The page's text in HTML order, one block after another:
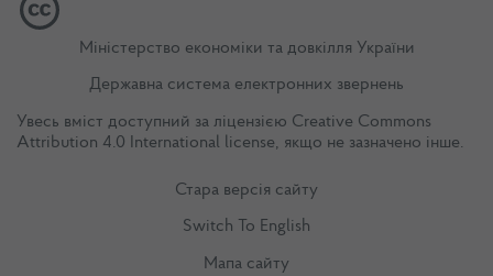
Міністерство економіки та довкілля України
Державна система електронних звернень
Увесь вміст доступний за ліцензією Creative Commons
Attribution 4.0 International license, якщо не зазначено інше.
Стара версія сайту
Switch To English
Мапа сайту